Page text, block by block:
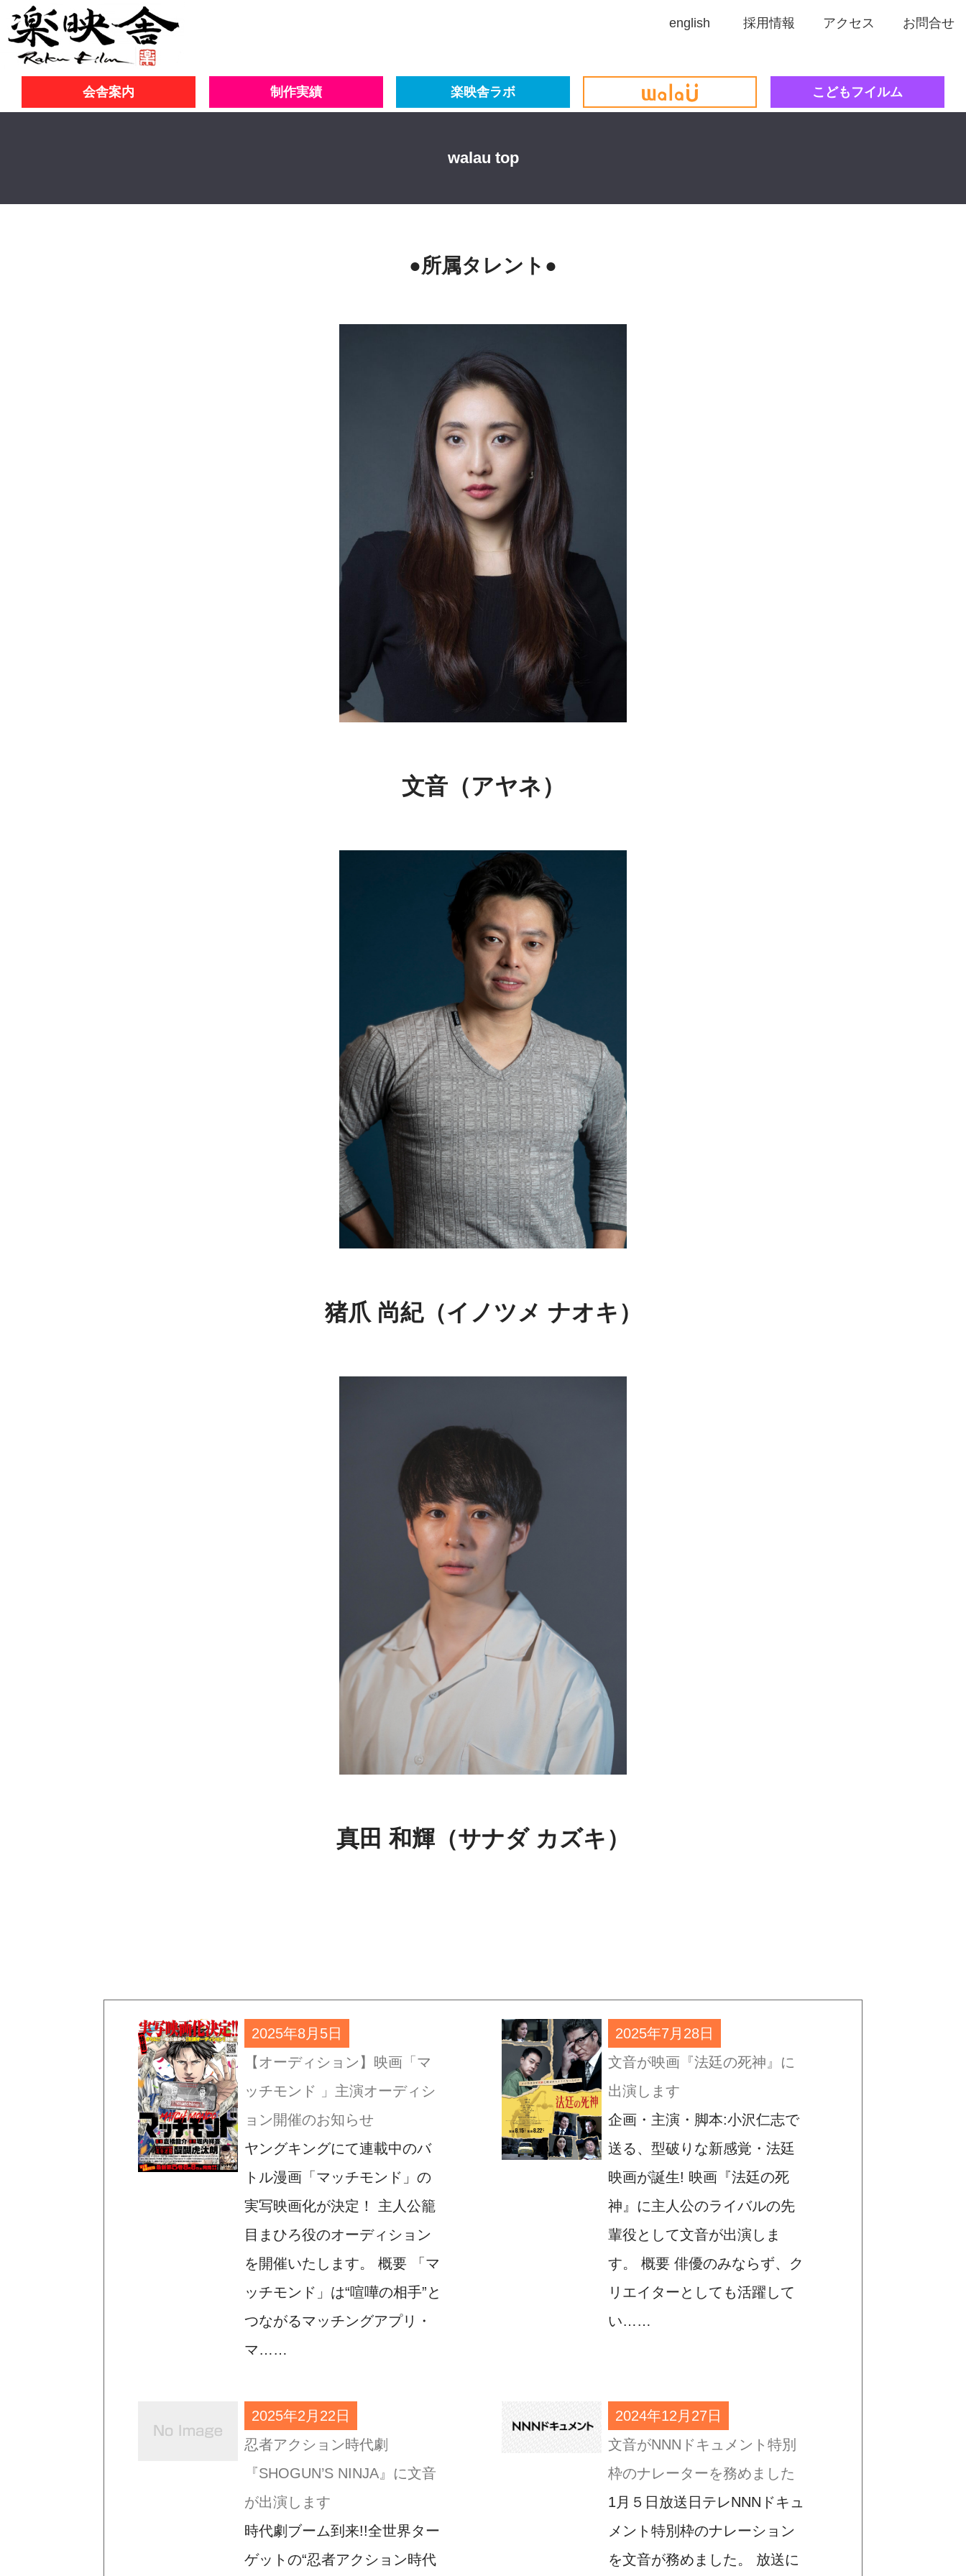
english 採用情報 アクセス お問合せ
会舎案内 制作実績 楽映舎ラボ こどもフイルム
walau top
●所属タレント●
文音（アヤネ）
猪爪 尚紀（イノツメ ナオキ）
真⽥ 和輝（サナダ カズキ）
2025年8月5日
【オーディション】映画「マ
ッチモンド 」主演オーディシ
ョン開催のお知らせ
ヤングキングにて連載中のバ
トル漫画「マッチモンド」の
実写映画化が決定！ 主人公籠
目まひろ役のオーディション
を開催いたします。 概要 「マ
ッチモンド」は“喧嘩の相手”と
つながるマッチングアプリ・
マ……
2025年7月28日
文音が映画『法廷の死神』に
出演します
企画・主演・脚本:小沢仁志で
送る、型破りな新感覚・法廷
映画が誕生! 映画『法廷の死
神』に主人公のライバルの先
輩役として文音が出演しま
す。 概要 俳優のみならず、ク
リエイターとしても活躍して
い……
2025年2月22日
忍者アクション時代劇
『SHOGUN’S NINJA』に文音
が出演します
時代劇ブーム到来!!全世界ター
ゲットの“忍者アクション時代
2024年12月27日
文音がNNNドキュメント特別
枠のナレーターを務めました
1月５日放送日テレNNNドキュ
メント特別枠のナレーション
を文音が務めました。 放送に